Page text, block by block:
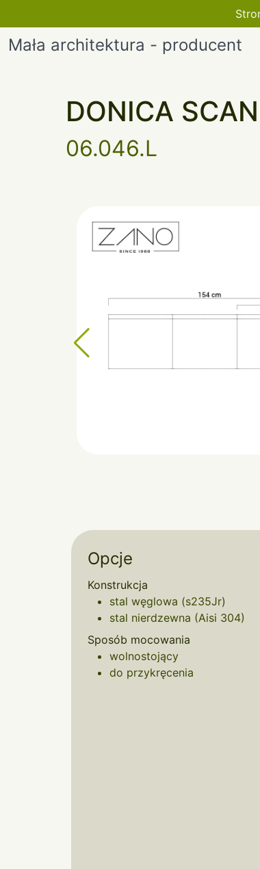
Mała architektura - producent
DONICA
06.046.L
Opcje
Konstrukcja
stal węglowa (s235Jr)
stal nierdzewna (Aisi 304)
Sposób mocowania
wolnostojący
do przykręcenia